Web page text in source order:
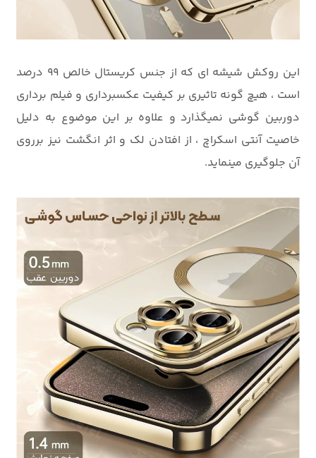
این روکش شیشه ای که از جنس کریستال خالص 99 درصد
است ، هیچ گونه تاثیری بر کیفیت عکسبرداری و فیلم برداری
دوربین گوشی نمیگذارد و علاوه بر این موضوع به دلیل
خاصیت آنتی اسکراچ ، از افتادن لک و اثر انگشت نیز برروی
آن جلوگیری مینماید.